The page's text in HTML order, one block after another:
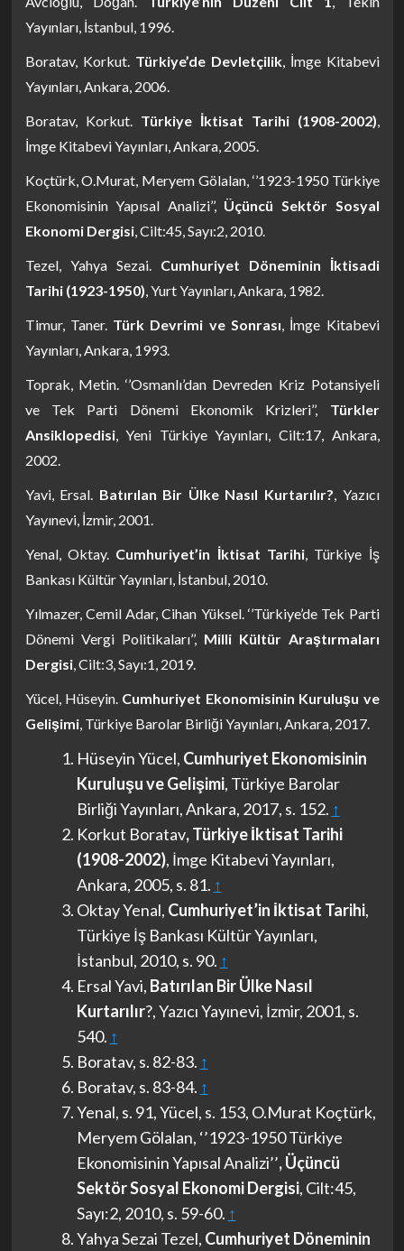
Yayınları, İstanbul, 1996.
Boratav, Korkut. Türkiye’de Devletçilik, İmge Kitabevi
Yayınları, Ankara, 2006.
Boratav, Korkut. Türkiye İktisat Tarihi (1908-2002),
İmge Kitabevi Yayınları, Ankara, 2005.
Koçtürk, O.Murat, Meryem Gölalan, ‘’1923-1950 Türkiye
Ekonomisinin Yapısal Analizi’’, Üçüncü Sektör Sosyal
Ekonomi Dergisi, Cilt:45, Sayı:2, 2010.
Tezel, Yahya Sezai. Cumhuriyet Döneminin İktisadi
Tarihi (1923-1950), Yurt Yayınları, Ankara, 1982.
Timur, Taner. Türk Devrimi ve Sonrası, İmge Kitabevi
Yayınları, Ankara, 1993.
Toprak, Metin. ‘’Osmanlı’dan Devreden Kriz Potansiyeli
ve Tek Parti Dönemi Ekonomik Krizleri’’, Türkler
Ansiklopedisi, Yeni Türkiye Yayınları, Cilt:17, Ankara,
2002.
Yavi, Ersal. Batırılan Bir Ülke Nasıl Kurtarılır?, Yazıcı
Yayınevi, İzmir, 2001.
Yenal, Oktay. Cumhuriyet’in İktisat Tarihi, Türkiye İş
Bankası Kültür Yayınları, İstanbul, 2010.
Yılmazer, Cemil Adar, Cihan Yüksel. ‘’Türkiye’de Tek Parti
Dönemi Vergi Politikaları’’, Milli Kültür Araştırmaları
Dergisi, Cilt:3, Sayı:1, 2019.
Yücel, Hüseyin. Cumhuriyet Ekonomisinin Kuruluşu ve
Gelişimi, Türkiye Barolar Birliği Yayınları, Ankara, 2017.
Hüseyin Yücel, Cumhuriyet Ekonomisinin
Kuruluşu ve Gelişimi, Türkiye Barolar
Birliği Yayınları, Ankara, 2017, s. 152. ↑
Korkut Boratav, Türkiye İktisat Tarihi
(1908-2002), İmge Kitabevi Yayınları,
Ankara, 2005, s. 81. ↑
Oktay Yenal, Cumhuriyet’in İktisat Tarihi,
Türkiye İş Bankası Kültür Yayınları,
İstanbul, 2010, s. 90. ↑
Ersal Yavi, Batırılan Bir Ülke Nasıl
Kurtarılır?, Yazıcı Yayınevi, İzmir, 2001, s.
540. ↑
Boratav, s. 82-83. ↑
Boratav, s. 83-84. ↑
Yenal, s. 91, Yücel, s. 153, O.Murat Koçtürk,
Meryem Gölalan, ‘’1923-1950 Türkiye
Ekonomisinin Yapısal Analizi’’, Üçüncü
Sektör Sosyal Ekonomi Dergisi, Cilt:45,
Sayı:2, 2010, s. 59-60. ↑
Yahya Sezai Tezel, Cumhuriyet Döneminin